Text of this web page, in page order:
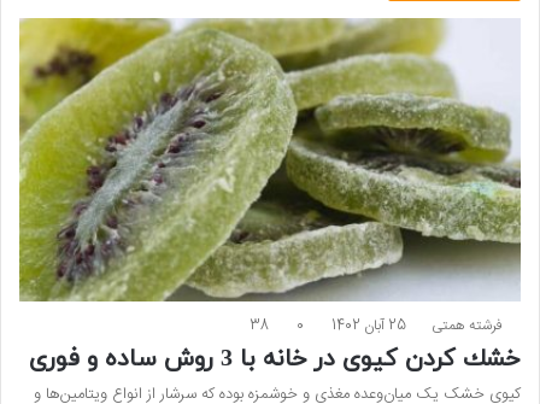
فرشته همتی 25 آبان 1402 0
38
خشك كردن كيوی در خانه با 3 روش ساده و فوری
کیوی خشک یک میان‌وعده مغذی و خوشمزه بوده که سرشار از انواع ویتامین‌ها و